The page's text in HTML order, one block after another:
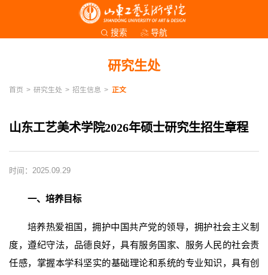
搜索 导航
研究生处
首页 > 研究生处 > 招生信息 > 正文
山东工艺美术学院2026年硕士研究生招生章程
时间：2025.09.29
一、培养目标
培养热爱祖国，拥护中国共产党的领导，拥护社会主义制
度，遵纪守法，品德良好，具有服务国家、服务人民的社会责
任感，掌握本学科坚实的基础理论和系统的专业知识，具有创